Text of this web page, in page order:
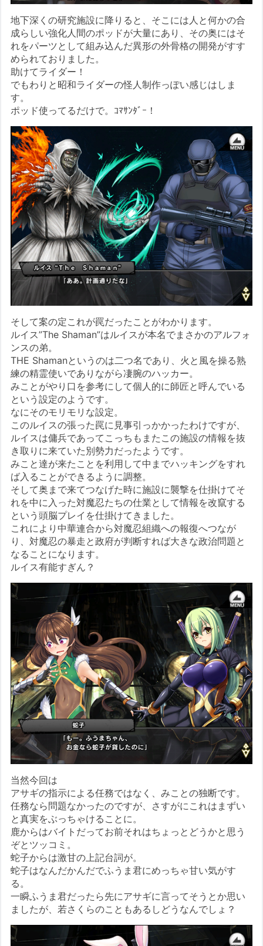
地下深くの研究施設に降りると、そこには人と何かの合
成らしい強化人間のポッドが大量にあり、その奥にはそ
れをパーツとして組み込んだ異形の外骨格の開発がすす
められておりました。
助けてライダー！
でもわりと昭和ライダーの怪人制作っぽい感じはしま
す。
ポッド使ってるだけで。ｺﾏｻﾝﾀﾞｰ！
そして案の定これが罠だったことがわかります。
ルイス”The Shaman”はルイスが本名でまさかのアルフォ
ンスの弟。
THE Shamanというのは二つ名であり、火と風を操る熟
練の精霊使いでありながら凄腕のハッカー。
みことがやり口を参考にして個人的に師匠と呼んでいる
という設定のようです。
なにそのモリモリな設定。
このルイスの張った罠に見事引っかかったわけですが、
ルイスは傭兵であってこっちもまたこの施設の情報を抜
き取りに来ていた別勢力だったようです。
みこと達が来たことを利用して中までハッキングをすれ
ば入ることができるように調整。
そして奥まで来てつなげた時に施設に襲撃を仕掛けてそ
れを中に入った対魔忍たちの仕業として情報を改竄する
という頭脳プレイを仕掛けてきました。
これにより中華連合から対魔忍組織への報復へつなが
り、対魔忍の暴走と政府が判断すれば大きな政治問題と
なることになります。
ルイス有能すぎん？
当然今回は
アサギの指示による任務ではなく、みことの独断です。
任務なら問題なかったのですが、さすがにこれはまずい
と真実をぶっちゃけることに。
鹿からはバイトだってお前それはちょっとどうかと思う
ぞとツッコミ。
蛇子からは激甘の上記台詞が。
蛇子はなんだかんだでふうま君にめっちゃ甘い気がす
る。
一瞬ふうま君だったら先にアサギに言ってそうとか思い
ましたが、若さくらのこともあるしどうなんでしょ？